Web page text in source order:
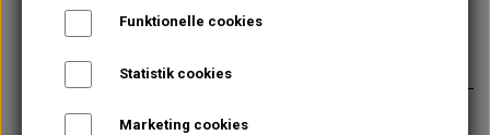
12,80 kr.
Lille er CZH1729
Funktionelle cookies
Statistik cookies
Marketing cookies